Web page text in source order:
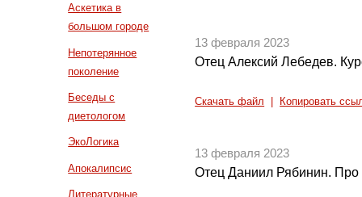
Аскетика в
большом городе
Непотерянное
поколение
Беседы с
диетологом
ЭкоЛогика
Апокалипсис
Литературные
13 февраля 2023
Отец Алексий Лебедев.
Скачать файл Копировать
13 февраля 2023
Отец Даниил Рябинин. Про